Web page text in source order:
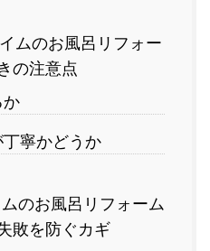
ムのお風呂リフォー
の注意点
寧かどうか
のお風呂リフォーム
敗を防ぐカギ